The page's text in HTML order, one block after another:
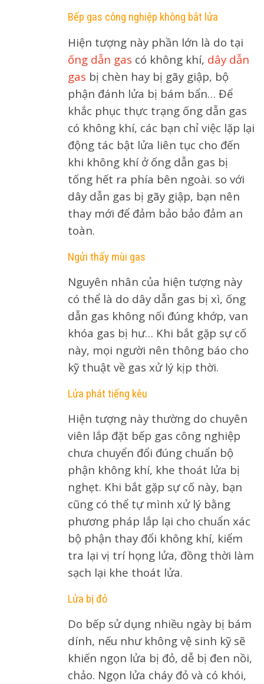
Bếp gas công nghiệp không bắt lửa
Hiện tượng này phần lớn là do tại
ống dẫn gas có không khí, dây dẫn
gas bị chèn hay bị gãy giập, bộ
phận đánh lửa bị bám bẩn… Để
khắc phục thực trạng ống dẫn gas
có không khí, các bạn chỉ việc lặp lại
động tác bật lửa liên tục cho đến
khi không khí ở ống dẫn gas bị
tống hết ra phía bên ngoài. so với
dây dẫn gas bị gãy giập, bạn nên
thay mới để đảm bảo bảo đảm an
toàn.
Ngửi thấy mùi gas
Nguyên nhân của hiện tượng này
có thể là do dây dẫn gas bị xì, ống
dẫn gas không nối đúng khớp, van
khóa gas bị hư… Khi bắt gặp sự cố
này, mọi người nên thông báo cho
kỹ thuật về gas xử lý kịp thời.
Lửa phát tiếng kêu
Hiện tượng này thường do chuyên
viên lắp đặt bếp gas công nghiệp
chưa chuyển đổi đúng chuẩn bộ
phận không khí, khe thoát lửa bị
nghẹt. Khi bắt gặp sự cố này, bạn
cũng có thể tự mình xử lý bằng
phương pháp lắp lại cho chuẩn xác
bộ phận thay đổi không khí, kiểm
tra lại vị trí họng lửa, đồng thời làm
sạch lại khe thoát lửa.
Lửa bị đỏ
Do bếp sử dụng nhiều ngày bị bám
dính, nếu như không vệ sinh kỹ sẽ
khiến ngọn lửa bị đỏ, dễ bị đen nồi,
chảo. Ngọn lửa cháy đỏ và có khói,